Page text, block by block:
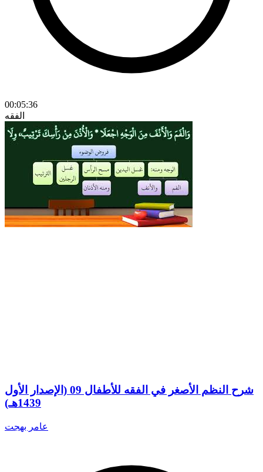
00:05:36
الفقه
شرح النظم الأصغر في الفقه للأطفال 09 (الإصدار الأول
1439هـ)
عامر بهجت